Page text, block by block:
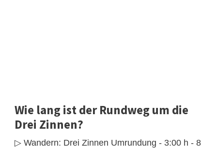
Wie lang ist der Rundweg um die
Drei Zinnen?
▷ Wandern: Drei Zinnen Umrundung - 3:00 h - 8